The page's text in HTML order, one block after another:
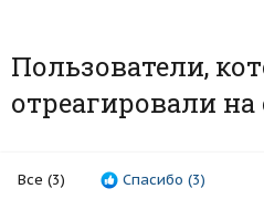
Пользователи,
отреагировали
Все (3) Спасибо (3)